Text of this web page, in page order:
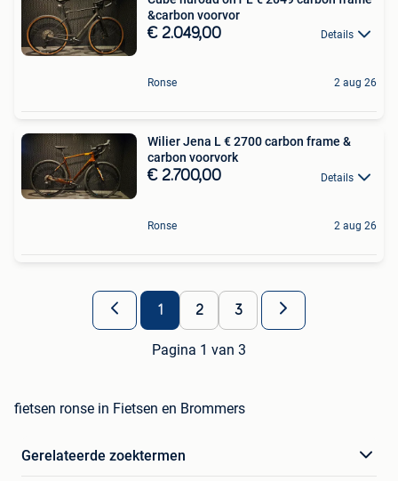
&carbon voorvor
€ 2.049,00 Details
Ronse 2 aug 26
Wilier Jena L € 2700 ‍️carbon frame &
carbon voorvork ‍
€ 2.700,00 Details
Ronse 2 aug 26
1 2 3
Pagina 1 van 3
fietsen ronse in Fietsen en Brommers
Gerelateerde zoektermen